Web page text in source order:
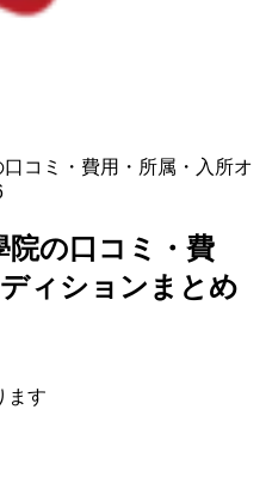
コミ・費用・所属・入所オ
院の口コミ・費
ィションまとめ
ます